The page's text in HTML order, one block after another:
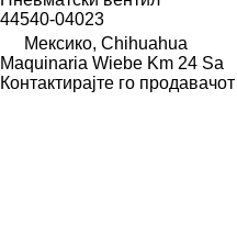
44540-04023
Мексико, Chihuahua
Maquinaria Wiebe Km 24 Sa
Контактирајте го продавачот